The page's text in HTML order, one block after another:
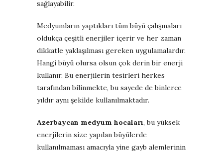
sağlayabilir.
Medyumların yaptıkları tüm büyü çalışmaları
oldukça çeşitli enerjiler içerir ve her zaman
dikkatle yaklaşılması gereken uygulamalardır.
Hangi büyü olursa olsun çok derin bir enerji
kullanır. Bu enerjilerin tesirleri herkes
tarafından bilinmekte, bu sayede de binlerce
yıldır aynı şekilde kullanılmaktadır.
Azerbaycan medyum hocaları, bu yüksek
enerjilerin size yapılan büyülerde
kullanılmaması amacıyla yine gayb alemlerinin